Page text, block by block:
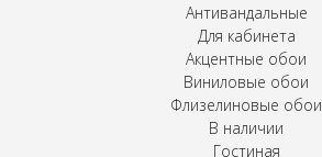
Антивандальные
Для кабинета
Акцентные обои
Виниловые обои
Флизелиновые обои
В наличии
Гостиная